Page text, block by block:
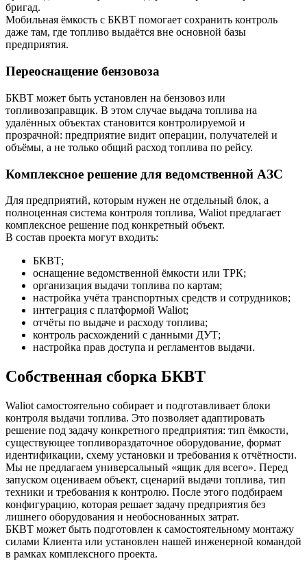
бригад.
Мобильная ёмкость с БКВТ помогает сохранить контроль
даже там, где топливо выдаётся вне основной базы
предприятия.
Переоснащение бензовоза
БКВТ может быть установлен на бензовоз или
топливозаправщик. В этом случае выдача топлива на
удалённых объектах становится контролируемой и
прозрачной: предприятие видит операции, получателей и
объёмы, а не только общий расход топлива по рейсу.
Комплексное решение для ведомственной АЗС
Для предприятий, которым нужен не отдельный блок, а
полноценная система контроля топлива, Waliot предлагает
комплексное решение под конкретный объект.
В состав проекта могут входить:
БКВТ;
оснащение ведомственной ёмкости или ТРК;
организация выдачи топлива по картам;
настройка учёта транспортных средств и сотрудников;
интеграция с платформой Waliot;
отчёты по выдаче и расходу топлива;
контроль расхождений с данными ДУТ;
настройка прав доступа и регламентов выдачи.
Собственная сборка БКВТ
Waliot самостоятельно собирает и подготавливает блоки
контроля выдачи топлива. Это позволяет адаптировать
решение под задачу конкретного предприятия: тип ёмкости,
существующее топливораздаточное оборудование, формат
идентификации, схему установки и требования к отчётности.
Мы не предлагаем универсальный «ящик для всего». Перед
запуском оцениваем объект, сценарий выдачи топлива, тип
техники и требования к контролю. После этого подбираем
конфигурацию, которая решает задачу предприятия без
лишнего оборудования и необоснованных затрат.
БКВТ может быть подготовлен к самостоятельному монтажу
силами Клиента или установлен нашей инженерной командой
в рамках комплексного проекта.